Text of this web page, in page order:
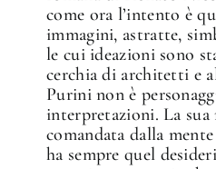
come ora l’intento è
immagini, astratte,
le cui ideazioni sono
cerchia di architetti e
Purini non è
interpretazioni. La sua
comandata dalla
ha sempre quel